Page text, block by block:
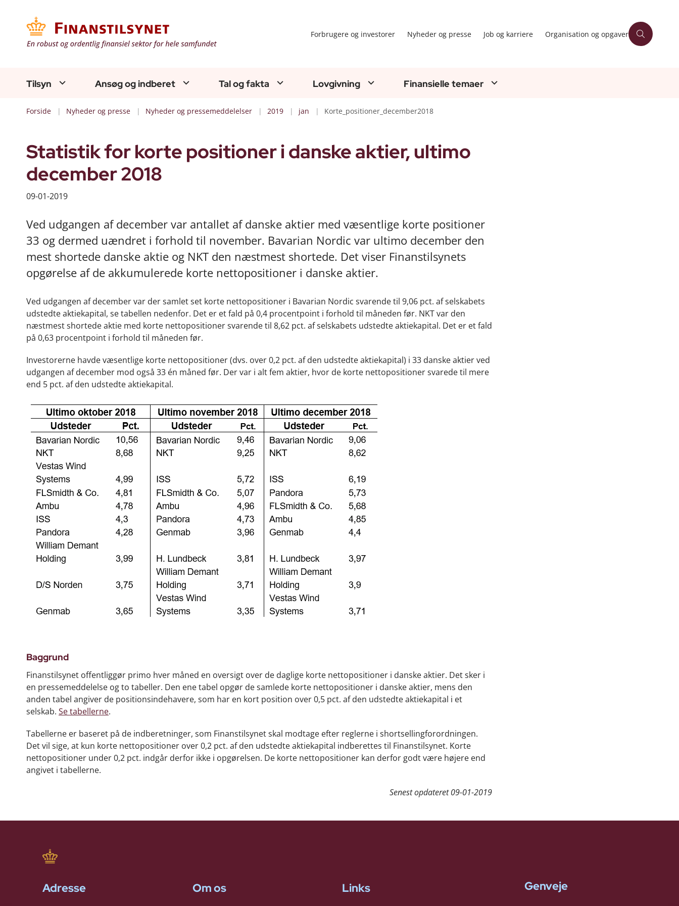
Forbrugere og investorer Nyheder og presse Job og karriere Organisation og opgaver
Tilsyn Ansøg og indberet Tal og fakta Lovgivning Finansielle temaer
Forside Nyheder og presse Nyheder og pressemeddelelser 2019 jan Korte_positioner_december2018
Statistik for korte positioner i danske aktier, ultimo
december 2018
09-01-2019
Ved udgangen af december var antallet af danske aktier med væsentlige korte positioner
33 og dermed uændret i forhold til november. Bavarian Nordic var ultimo december den
mest shortede danske aktie og NKT den næstmest shortede. Det viser Finanstilsynets
opgørelse af de akkumulerede korte nettopositioner i danske aktier.
Ved udgangen af december var der samlet set korte nettopositioner i Bavarian Nordic svarende til 9,06 pct. af selskabets
udstedte aktiekapital, se tabellen nedenfor. Det er et fald på 0,4 procentpoint i forhold til måneden før. NKT var den
næstmest shortede aktie med korte nettopositioner svarende til 8,62 pct. af selskabets udstedte aktiekapital. Det er et fald
på 0,63 procentpoint i forhold til måneden før.
Investorerne havde væsentlige korte nettopositioner (dvs. over 0,2 pct. af den udstedte aktiekapital) i 33 danske aktier ved
udgangen af december mod også 33 én måned før. Der var i alt fem aktier, hvor de korte nettopositioner svarede til mere
end 5 pct. af den udstedte aktiekapital.
Baggrund
Finanstilsynet offentliggør primo hver måned en oversigt over de daglige korte nettopositioner i danske aktier. Det sker i
en pressemeddelelse og to tabeller. Den ene tabel opgør de samlede korte nettopositioner i danske aktier, mens den
anden tabel angiver de positionsindehavere, som har en kort position over 0,5 pct. af den udstedte aktiekapital i et
selskab. Se tabellerne.
Tabellerne er baseret på de indberetninger, som Finanstilsynet skal modtage efter reglerne i shortsellingforordningen.
Det vil sige, at kun korte nettopositioner over 0,2 pct. af den udstedte aktiekapital indberettes til Finanstilsynet. Korte
nettopositioner under 0,2 pct. indgår derfor ikke i opgørelsen. De korte nettopositioner kan derfor godt være højere end
angivet i tabellerne.
Senest opdateret09-01-2019
Adresse Om os Links Genveje